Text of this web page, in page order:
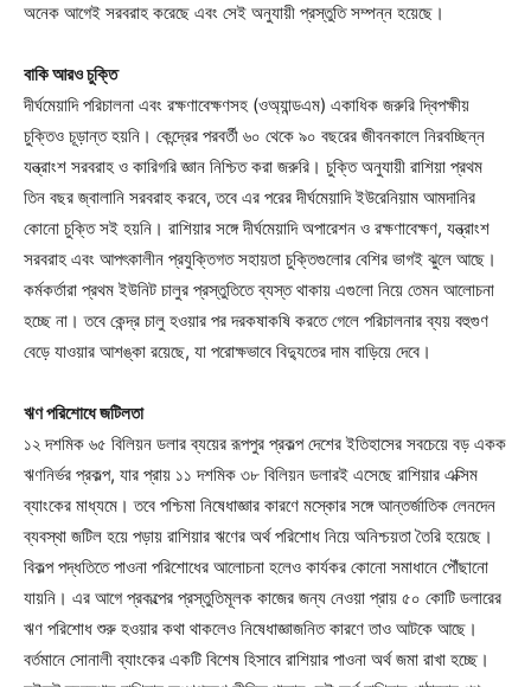
অনেক আগেই সরবরাহ করেছে এবং সেই অনুযায়ী প্রস্তুতি সম্পন্ন হয়েছে।
বাকি আরও চুক্তি
দীর্ঘমেয়াদি পরিচালনা এবং রক্ষণাবেক্ষণসহ (ওঅ্যান্ডএম) একাধিক জরুরি দ্বিপক্ষীয়
চুক্তিও চূড়ান্ত হয়নি। কেন্দ্রের পরবর্তী ৬০ থেকে ৯০ বছরের জীবনকালে নিরবচ্ছিন্ন
যন্ত্রাংশ সরবরাহ ও কারিগরি জ্ঞান নিশ্চিত করা জরুরি। চুক্তি অনুযায়ী রাশিয়া প্রথম
তিন বছর জ্বালানি সরবরাহ করবে, তবে এর পরের দীর্ঘমেয়াদি ইউরেনিয়াম আমদানির
কোনো চুক্তি সই হয়নি। রাশিয়ার সঙ্গে দীর্ঘমেয়াদি অপারেশন ও রক্ষণাবেক্ষণ, যন্ত্রাংশ
সরবরাহ এবং আপৎকালীন প্রযুক্তিগত সহায়তা চুক্তিগুলোর বেশির ভাগই ঝুলে আছে।
কর্মকর্তারা প্রথম ইউনিট চালুর প্রস্তুতিতে ব্যস্ত থাকায় এগুলো নিয়ে তেমন আলোচনা
হচ্ছে না। তবে কেন্দ্র চালু হওয়ার পর দরকষাকষি করতে গেলে পরিচালনার ব্যয় বহুগুণ
বেড়ে যাওয়ার আশঙ্কা রয়েছে, যা পরোক্ষভাবে বিদ্যুতের দাম বাড়িয়ে দেবে।
ঋণ পরিশোধে জটিলতা
১২ দশমিক ৬৫ বিলিয়ন ডলার ব্যয়ের রূপপুর প্রকল্প দেশের ইতিহাসের সবচেয়ে বড় একক
ঋণনির্ভর প্রকল্প, যার প্রায় ১১ দশমিক ৩৮ বিলিয়ন ডলারই এসেছে রাশিয়ার এক্সিম
ব্যাংকের মাধ্যমে। তবে পশ্চিমা নিষেধাজ্ঞার কারণে মস্কোর সঙ্গে আন্তর্জাতিক লেনদেন
ব্যবস্থা জটিল হয়ে পড়ায় রাশিয়ার ঋণের অর্থ পরিশোধ নিয়ে অনিশ্চয়তা তৈরি হয়েছে।
বিকল্প পদ্ধতিতে পাওনা পরিশোধের আলোচনা হলেও কার্যকর কোনো সমাধানে পৌঁছানো
যায়নি। এর আগে প্রকল্পের প্রস্তুতিমূলক কাজের জন্য নেওয়া প্রায় ৫০ কোটি ডলারের
ঋণ পরিশোধ শুরু হওয়ার কথা থাকলেও নিষেধাজ্ঞাজনিত কারণে তাও আটকে আছে।
বর্তমানে সোনালী ব্যাংকের একটি বিশেষ হিসাবে রাশিয়ার পাওনা অর্থ জমা রাখা হচ্ছে।